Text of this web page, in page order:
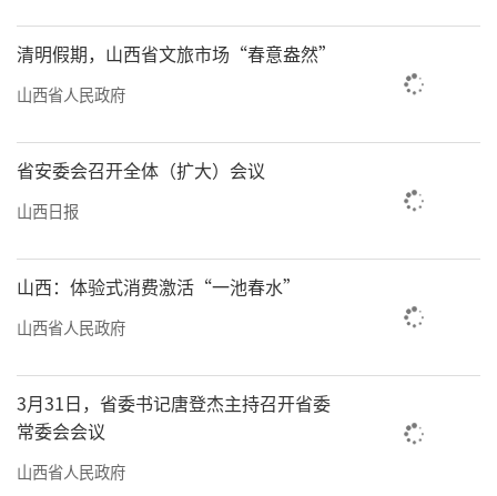
清明假期，山西省文旅市场“春意盎然”
山西省人民政府
省安委会召开全体（扩大）会议
山西日报
山西：体验式消费激活“一池春水”
山西省人民政府
3月31日，省委书记唐登杰主持召开省委
常委会会议
山西省人民政府